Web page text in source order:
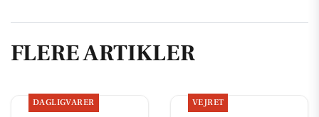
FLERE ARTIKLER
DAGLIGVARER VEJRET